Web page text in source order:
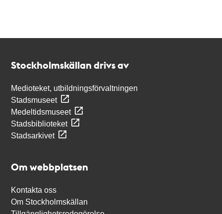
Stockholmskällan drivs av
Medioteket, utbildningsförvaltningen
Stadsmuseet
Medeltidsmuseet
Stadsbiblioteket
Stadsarkivet
Om webbplatsen
Kontakta oss
Om Stockholmskällan